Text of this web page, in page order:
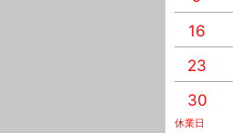
16
23
30
休業日